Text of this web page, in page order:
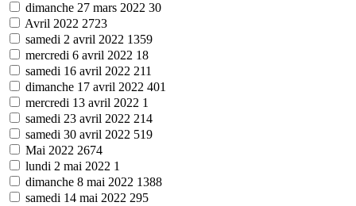
dimanche 27 mars 2022 30
Avril 2022 2723
samedi 2 avril 2022 1359
mercredi 6 avril 2022 18
samedi 16 avril 2022 211
dimanche 17 avril 2022 401
mercredi 13 avril 2022 1
samedi 23 avril 2022 214
samedi 30 avril 2022 519
Mai 2022 2674
lundi 2 mai 2022 1
dimanche 8 mai 2022 1388
samedi 14 mai 2022 295